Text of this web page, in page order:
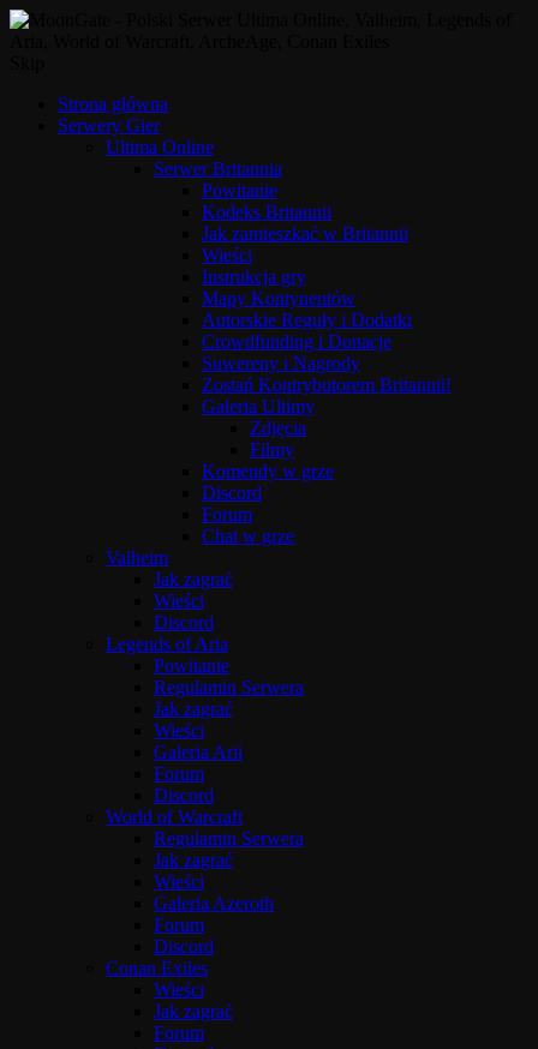
Strona główna
Serwery Gier
Ultima Online
Serwer Britannia
Powitanie
Kodeks Britannii
Jak zamieszkać w Britannii
Wieści
Instrukcja gry
Mapy Kontynentów
Autorskie Reguły i Dodatki
Crowdfunding i Donacje
Suwereny i Nagrody
Zostań Kontrybutorem Britannii!
Galeria Ultimy
Zdjęcia
Filmy
Komendy w grze
Discord
Forum
Chat w grze
Valheim
Jak zagrać
Wieści
Discord
Legends of Aria
Powitanie
Regulamin Serwera
Jak zagrać
Wieści
Galeria Arii
Forum
Discord
World of Warcraft
Regulamin Serwera
Jak zagrać
Wieści
Galeria Azeroth
Forum
Discord
Conan Exiles
Wieści
Jak zagrać
Forum